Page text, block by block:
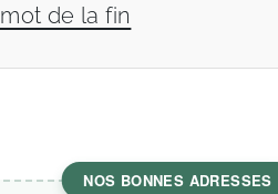
de la fin
NOS BONNES ADRESSES